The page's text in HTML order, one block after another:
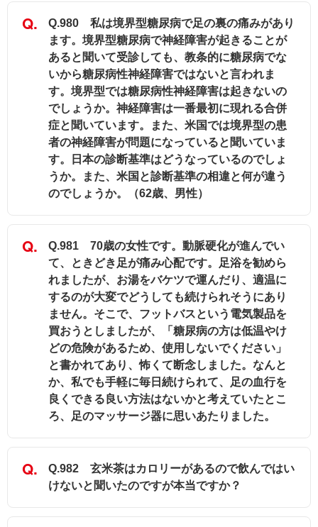
Q.980 私は境界型糖尿病で足の裏の痛みがあり
ます。境界型糖尿病で神経障害が起きることが
あると聞いて受診しても、教条的に糖尿病でな
いから糖尿病性神経障害ではないと言われま
す。境界型では糖尿病性神経障害は起きないの
でしょうか。神経障害は一番最初に現れる合併
症と聞いています。また、米国では境界型の患
者の神経障害が問題になっていると聞いていま
す。日本の診断基準はどうなっているのでしょ
うか。また、米国と診断基準の相違と何が違う
のでしょうか。（62歳、男性）
Q.981 70歳の女性です。動脈硬化が進んでい
て、ときどき足が痛み心配です。足浴を勧めら
れましたが、お湯をバケツで運んだり、適温に
するのが大変でどうしても続けられそうにあり
ません。そこで、フットバスという電気製品を
買おうとしましたが、「糖尿病の方は低温やけ
どの危険があるため、使用しないでください」
と書かれてあり、怖くて断念しました。なんと
か、私でも手軽に毎日続けられて、足の血行を
良くできる良い方法はないかと考えていたとこ
ろ、足のマッサージ器に思いあたりました。
Q.982 玄米茶はカロリーがあるので飲んではい
けないと聞いたのですが本当ですか？